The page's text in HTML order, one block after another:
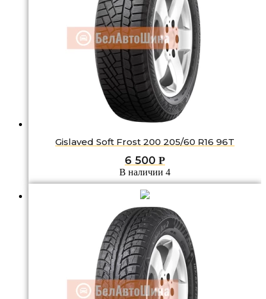
Gislaved Soft Frost 200 205/60 R16 96T
6 500 Р
В наличии 4